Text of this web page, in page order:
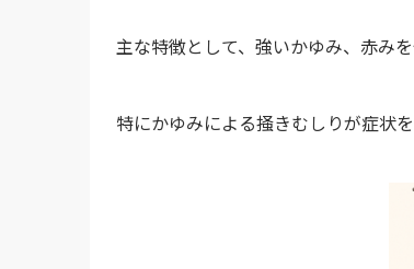
主な特徴として、強いかゆみ、赤み
特にかゆみによる掻きむしりが症状